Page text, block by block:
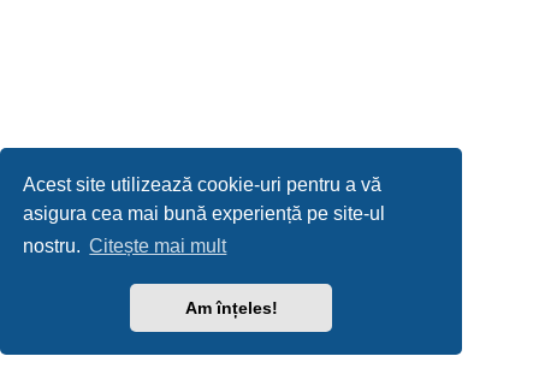
Acest site utilizează cookie-uri pentru a vă
asigura cea mai bună experiență pe site-ul
nostru. Citește mai mult
Am înțeles!